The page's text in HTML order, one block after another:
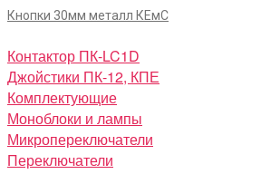
Кнопки 30мм металл КЕмС
Контактор ПК-LC1D
Джойстики ПК-12, КПЕ
Комплектующие
Моноблоки и лампы
Микропереключатели
Переключатели